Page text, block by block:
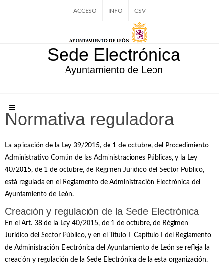
ACCESO INFO CSV
Sede Electrónica
Ayuntamiento de Leon
Normativa reguladora
La aplicación de la Ley 39/2015, de 1 de octubre, del Procedimiento
Administrativo Común de las Administraciones Públicas, y la Ley
40/2015, de 1 de octubre, de Régimen Jurídico del Sector Público,
está regulada en el Reglamento de Administración Electrónica del
Ayuntamiento de León.
Creación y regulación de la Sede Electrónica
En el Art. 38 de la Ley 40/2015, de 1 de octubre, de Régimen
Jurídico del Sector Público, y en el Título II Capítulo I del Reglamento
de Administración Electrónica del Ayuntamiento de León se refleja la
creación y regulación de la Sede Electrónica de la esta organización.